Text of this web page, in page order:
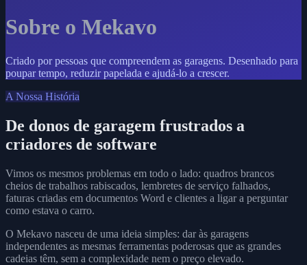
Sobre o Mekavo
Criado por pessoas que compreendem as garagens. Desenhado para
poupar tempo, reduzir papelada e ajudá-lo a crescer.
A Nossa História
De donos de garagem frustrados a
criadores de software
Vimos os mesmos problemas em todo o lado: quadros brancos
cheios de trabalhos rabiscados, lembretes de serviço falhados,
faturas criadas em documentos Word e clientes a ligar a perguntar
como estava o carro.
O Mekavo nasceu de uma ideia simples: dar às garagens
independentes as mesmas ferramentas poderosas que as grandes
cadeias têm, sem a complexidade nem o preço elevado.